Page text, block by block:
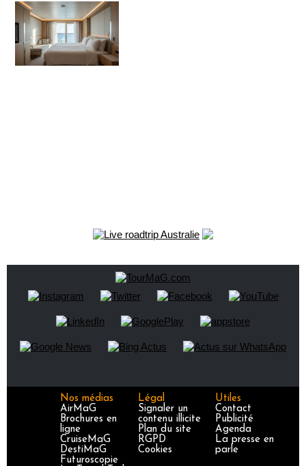
Nos médias
AirMaG
Brochures en
ligne
CruiseMaG
DestiMaG
Futuroscopie
Légal
Signaler un
contenu illicite
Plan du site
RGPD
Cookies
Utiles
Contact
Publicité
Agenda
La presse en
parle